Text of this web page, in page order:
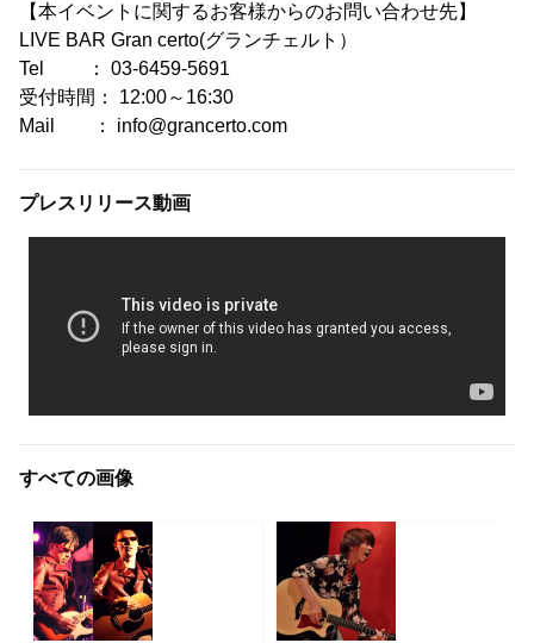
【本イベントに関するお客様からのお問い合わせ先】
LIVE BAR Gran certo(グランチェルト）
Tel ： 03-6459-5691
受付時間： 12:00～16:30
Mail ： info@grancerto.com
プレスリリース動画
すべての画像